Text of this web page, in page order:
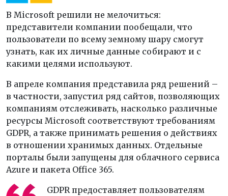
В Microsoft решили не мелочиться:
представители компании пообещали, что
пользователи по всему земному шару смогут
узнать, как их личные данные собирают и с
какими целями используют.
В апреле компания представила ряд решений –
в частности, запустил ряд сайтов, позволяющих
компаниям отслеживать, насколько различные
ресурсы Microsoft соответствуют требованиям
GDPR, а также принимать решения о действиях
в отношении хранимых данных. Отдельные
порталы были запущены для облачного сервиса
Azure и пакета Office 365.
GDPR предоставляет пользователям